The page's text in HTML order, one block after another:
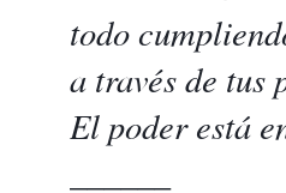
todo
a través de tus
El poder está